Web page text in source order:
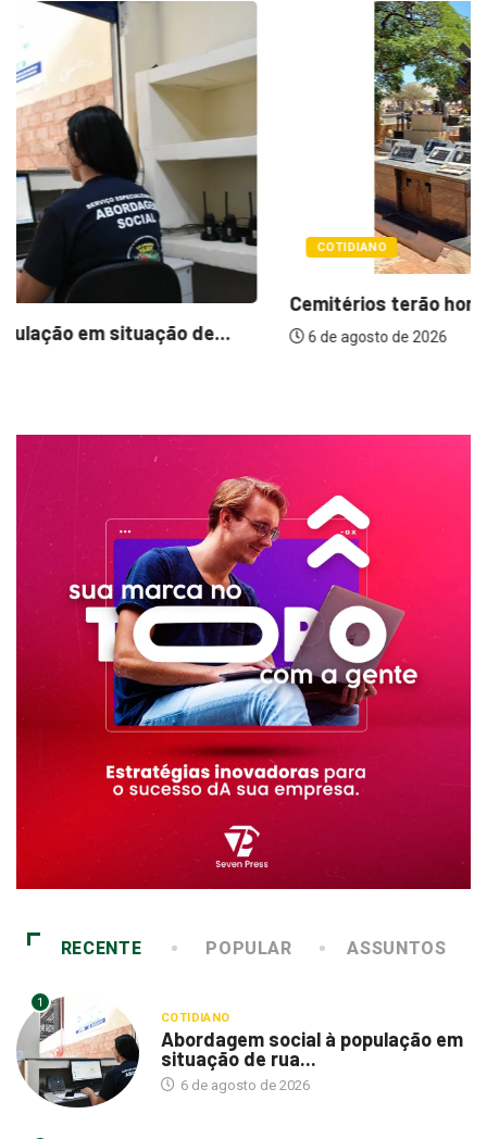
Cemitérios terão horário especial e missas no...
6 de agosto de 2026
RECENTE POPULAR ASSUNTOS
1
COTIDIANO
Abordagem social à população em
situação de rua...
6 de agosto de 2026